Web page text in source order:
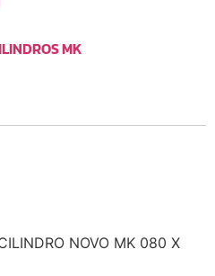
MK
NOVO MK 080 X